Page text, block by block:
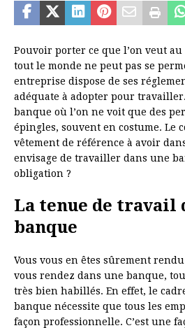
Pouvoir porter ce que l’on veut
tout le monde ne peut pas se
entreprise dispose de ses
adéquate à adopter pour
banque où l’on ne voit que des
épingles, souvent en costume. Le
vêtement de référence à avoir
envisage de travailler dans une
obligation ?
La tenue de travail
banque
Vous vous en êtes sûrement
vous rendez dans une banque,
très bien habillés. En effet, le
banque nécessite que tous les
façon professionnelle. C’est une